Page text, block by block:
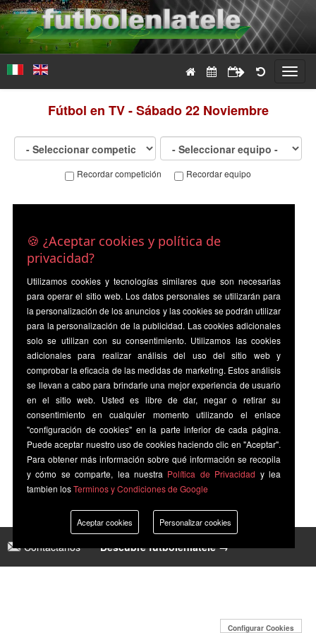
Fútbol en TV - Sábado 22 Noviembre
Recordar competición Recordar equipo
Contáctanos|Descubre futbolenlatele →
Configurar Cookies
🍪 ¿Aceptar cookies y política de
privacidad?
Utilizamos cookies y tecnologías similares que son necesarias
para operar el sitio web. Los datos personales se utilizarán para
la personalización de los anuncios y las cookies se podrán utilizar
para la personalización de la publicidad. Las cookies adicionales
solo se utilizan con su consentimiento. Utilizamos las cookies
adicionales para realizar análisis del uso del sitio web y
comprobar la eficacia de las medidas de marketing. Estos análisis
se llevan a cabo para brindarle una mejor experiencia de usuario
en el sitio web. Usted es libre de dar, negar o retirar su
consentimiento en cualquier momento utilizando el enlace
"configuración de cookies" en la parte inferior de cada página.
Puede aceptar nuestro uso de cookies haciendo clic en "Aceptar".
Para obtener más información sobre qué información se recopila
y cómo se comparte, lea nuestra Política de Privacidad y lea
tambien losTerminos y Condiciones de Google
Aceptar cookies Personalizar cookies